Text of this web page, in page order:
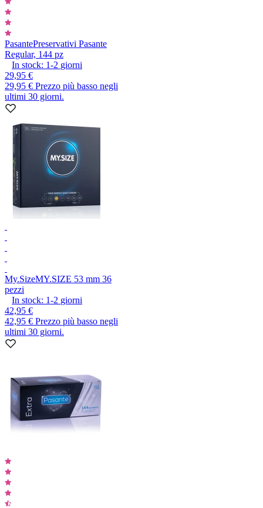
PasantePreservativi Pasante
Regular, 144 pz
In stock: 1-2 giorni
29,95 €
29,95 € Prezzo più basso negli
ultimi 30 giorni.
My.SizeMY.SIZE 53 mm 36
pezzi
In stock: 1-2 giorni
42,95 €
42,95 € Prezzo più basso negli
ultimi 30 giorni.